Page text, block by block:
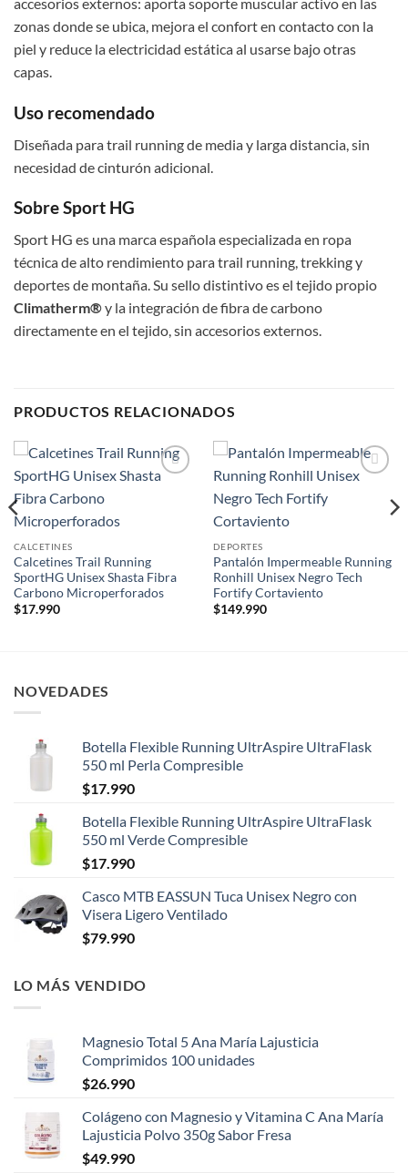
zonas donde se ubica, mejora el confort en contacto con la
piel y reduce la electricidad estática al usarse bajo otras
capas.
Uso recomendado
Diseñada para trail running de media y larga distancia, sin
necesidad de cinturón adicional.
Sobre Sport HG
Sport HG es una marca española especializada en ropa
técnica de alto rendimiento para trail running, trekking y
deportes de montaña. Su sello distintivo es el tejido propio
Climatherm®y la integración de fibra de carbono
directamente en el tejido, sin accesorios externos.
PRODUCTOS RELACIONADOS
CALCETINES
Calcetines Trail Running
SportHG Unisex Shasta Fibra
Carbono Microperforados
$17.990
DEPORTES
Pantalón Impermeable Running
Ronhill Unisex Negro Tech
Fortify Cortaviento
$149.990
NOVEDADES
Botella Flexible Running UltrAspire UltraFlask
550 ml Perla Compresible
$17.990
Botella Flexible Running UltrAspire UltraFlask
550 ml Verde Compresible
$17.990
Casco MTB EASSUN Tuca Unisex Negro con
Visera Ligero Ventilado
$79.990
LO MÁS VENDIDO
Magnesio Total 5 Ana María Lajusticia
Comprimidos 100 unidades
$26.990
Colágeno con Magnesio y Vitamina C Ana María
Lajusticia Polvo 350g Sabor Fresa
$49.990